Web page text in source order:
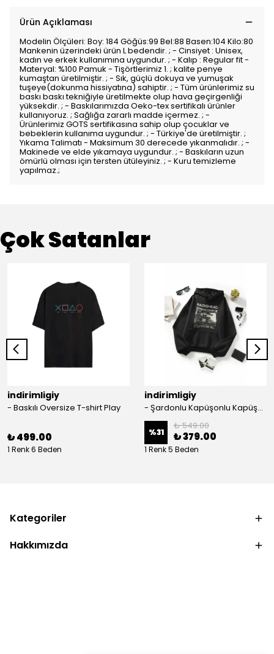
Ürün Açıklaması
Modelin Ölçüleri: Boy: 184 Göğüs:99 Bel:88 Basen:104 Kilo:80
Mankenin üzerindeki ürün L bedendir. ; - Cinsiyet : Unisex,
kadın ve erkek kullanımına uygundur. ; - Kalıp : Regular fit -
Materyal: %100 Pamuk - Tişörtlerimiz 1. ; kalite penye
kumaştan üretilmiştir. ; - Sık, güçlü dokuya ve yumuşak
tuşeye(dokunma hissiyatına) sahiptir. ; - Tüm ürünlerimiz su
baskı baskı tekniğiyle üretilmekte olup hava geçirgenliği
yüksekdir. ; - Baskılarımızda Oeko-tex sertifikalı ürünler
kullanıyoruz. ; Sağlığa zararlı madde içermez. ; -
Ürünlerimiz GOTS sertifikasına sahip olup çocuklar ve
bebeklerin kullanıma uygundur. ; - Türkiye'de üretilmiştir. ;
Yıkama Talimatı - Maksimum 30 derecede yıkanmalıdır. ; -
Makinede ve elde yıkamaya uygundur. ; - Baskıların uzun
ömürlü olması için tersten ütüleyiniz. ; - Kuru temizleme
yapılmaz.;
Çok Satanlar
indirimligiy
- Baskılı Oversize T-shirt Play
₺ 499.00
1 Renk 6 Beden
indirimligiy
- Şardonlu Kapüşonlu Kapüşonlu Kanguru Cep Oversize Lastik Paça Sweatshirt Takimi
%31
₺ 549.00
₺ 379.00
1 Renk 5 Beden
Kategoriler
Hakkımızda